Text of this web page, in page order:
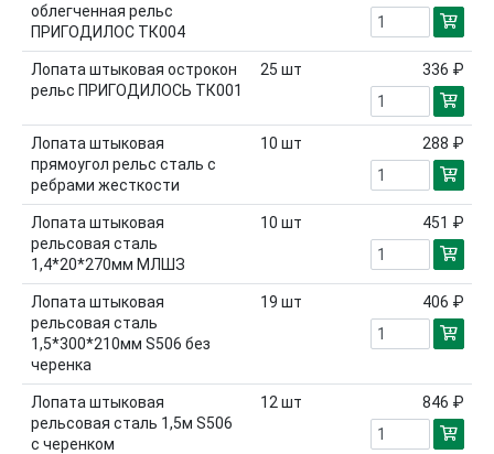
облегченная рельс
ПРИГОДИЛОС ТК004
Лопата штыковая острокон
рельс ПРИГОДИЛОСЬ ТК001
25 шт 336 ₽
Лопата штыковая
прямоугол рельс сталь с
ребрами жесткости
10 шт 288 ₽
Лопата штыковая
рельсовая сталь
1,4*20*270мм МЛШЗ
10 шт 451 ₽
Лопата штыковая
рельсовая сталь
1,5*300*210мм S506 без
черенка
19 шт 406 ₽
Лопата штыковая
рельсовая сталь 1,5м S506
с черенком
12 шт 846 ₽